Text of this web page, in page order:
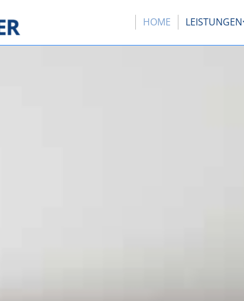
HOME LEISTUNGEN